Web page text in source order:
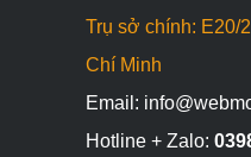
Trụ sở chính: E20/
Chí Minh
Email:
Hotline + Zalo: